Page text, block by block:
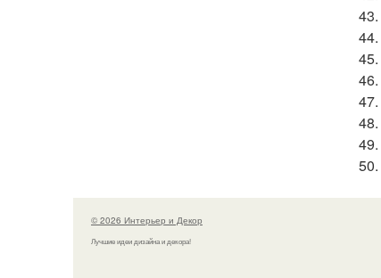
43.
44.
45.
46.
47.
48.
49.
50.
© 2026 Интерьер и Декор
Лучшие идеи дизайна и декора!